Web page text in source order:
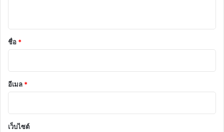
*
ชื่อ *
อีเมล *
เว็บไซต์